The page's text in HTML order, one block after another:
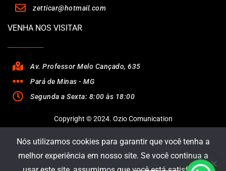
zetticar@hotmail.com
VENHA NOS VISITAR
Av. Professor Melo Cançado, 635
Pará de Minas - MG
Segunda a Sexta: 8:00 às 18:00
Copyright © 2024. Ozio Comunication
Nós utilizamos cookies para garantir que você tenha a
melhor experiência em nosso site. Se você continua a